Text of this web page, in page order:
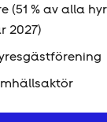
(51 % av alla
2027)